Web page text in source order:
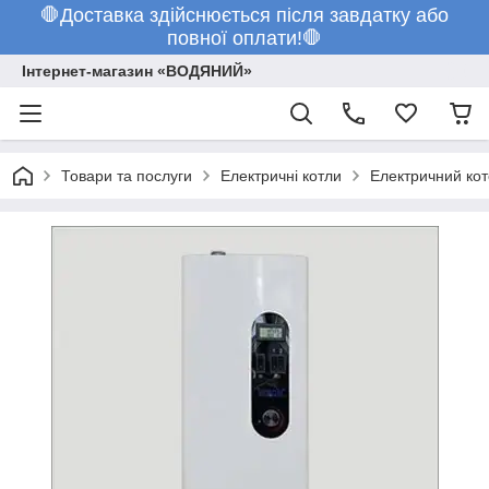
🛑Доставка здійснюється після завдатку або
повної оплати!🛑
Інтернет-магазин «ВОДЯНИЙ»
Товари та послуги Електричні котли Електричний